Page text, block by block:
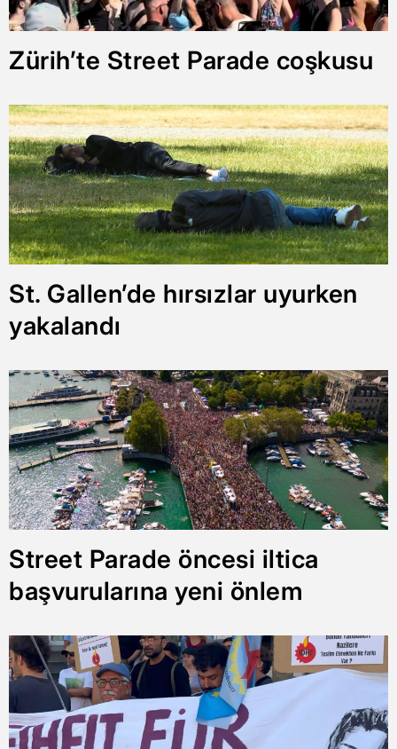
Zürih’te Street Parade coşkusu
St. Gallen’de hırsızlar uyurken
yakalandı
Street Parade öncesi iltica
başvurularına yeni önlem